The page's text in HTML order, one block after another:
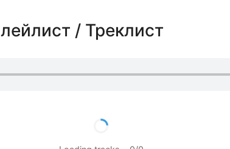
/ Треклист